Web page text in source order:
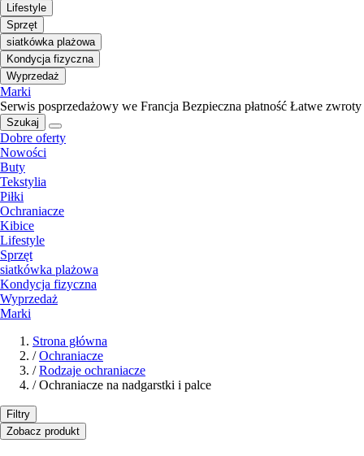
Lifestyle
Sprzęt
siatkówka plażowa
Kondycja fizyczna
Wyprzedaż
Marki
Serwis posprzedażowy we Francja Bezpieczna płatność Łatwe zwroty
Szukaj
Dobre oferty
Nowości
Buty
Tekstylia
Piłki
Ochraniacze
Kibice
Lifestyle
Sprzęt
siatkówka plażowa
Kondycja fizyczna
Wyprzedaż
Marki
Strona główna
/ Ochraniacze
/ Rodzaje ochraniacze
/ Ochraniacze na nadgarstki i palce
Filtry
Zobacz produkt